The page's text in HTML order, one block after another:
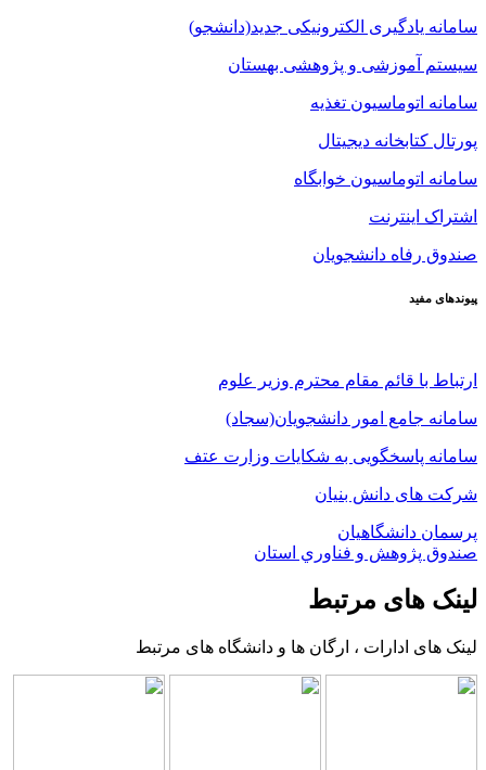
سامانه یادگیری الکترونیکی جدید(دانشجو)
سیستم آموزشی و پژوهشی بهستان
سامانه اتوماسیون تغذیه
پورتال کتابخانه دیجیتال
سامانه اتوماسیون خوابگاه
اشتراک اینترنت
صندوق رفاه دانشجویان
پیوندهای مفید
ارتباط با قائم مقام محترم وزیر علوم
سامانه جامع امور دانشجویان(سجاد)
سامانه پاسخگویی به شکایات وزارت عتف
شرکت های دانش بنیان
پرسمان دانشگاهیان
صندوق پژوهش و فناوري استان
لینک های مرتبط
لینک های ادارات ، ارگان ها و دانشگاه های مرتبط